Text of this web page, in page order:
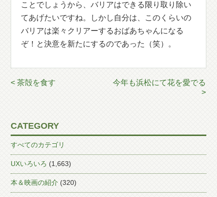
ことでしょうから、バリアはできる限り取り除い
てあげたいですね。しかし自分は、このくらいの
バリアは楽々クリアーするおばあちゃんになる
ぞ！と決意を新たにするのであった（笑）。
< 茶殻を食す
今年も浜松にて花を愛でる
>
CATEGORY
すべてのカテゴリ
UXいろいろ (1,663)
本＆映画の紹介 (320)